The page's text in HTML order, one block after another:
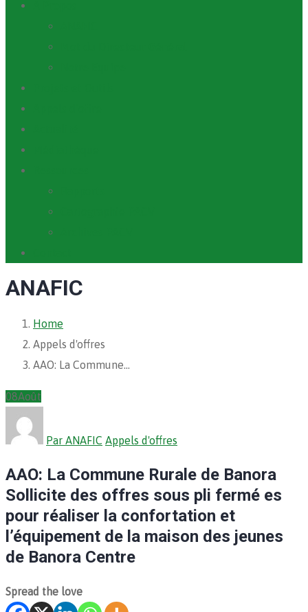
ANAFIC
Home
Appels d'offres
AAO: La Commune…
08Août
Par ANAFIC Appels d'offres
AAO: La Commune Rurale de Banora
Sollicite des offres sous pli fermé es
pour réaliser la confortation et
l’équipement de la maison des jeunes
de Banora Centre
Spread the love